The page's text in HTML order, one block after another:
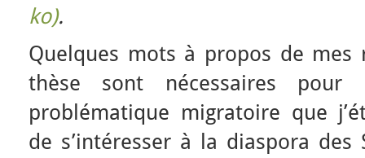
ko).
Quelques mots à propos de mes
thèse sont nécessaires pour
problématique migratoire que
de s’intéresser à la diaspora